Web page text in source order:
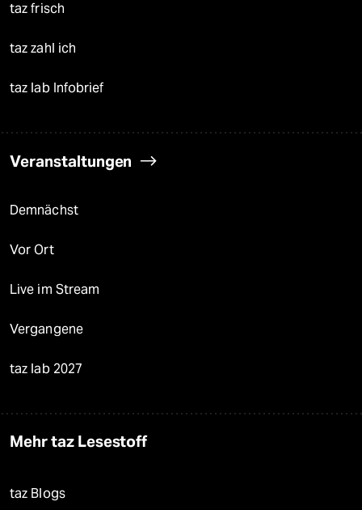
taz frisch
taz zahl ich
taz lab Infobrief
Veranstaltungen
Demnächst
Vor Ort
Live im Stream
Vergangene
taz lab 2027
Mehr taz Lesestoff
taz Blogs